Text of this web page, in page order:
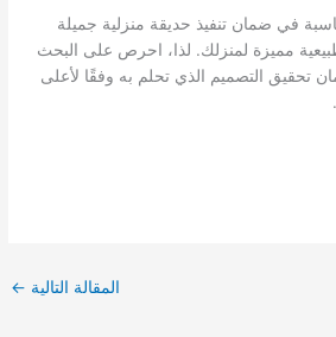
في ضمان تنفيذ حديقة منزلية جميلة
مميزة لمنزلك. لذا، احرص على البحث
تحقيق التصميم الذي تحلم به وفقًا لأعلى
المقالة التالية ←